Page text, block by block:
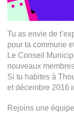
Tu as envie de
pour ta commune
Le Conseil
nouveaux
Si tu habites à
et décembre 2016
Rejoins une